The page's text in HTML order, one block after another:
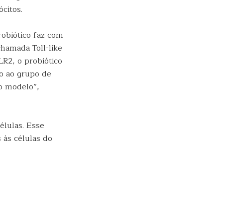
faz com
Toll-like
o probiótico
ao grupo de
modelo”,
Esse
células do